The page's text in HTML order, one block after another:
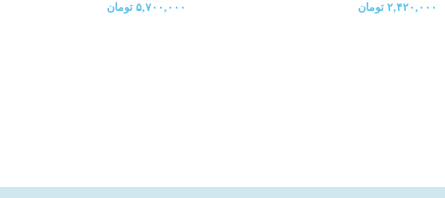
۲,۴۲۰,۰۰۰ تومان
۵,۷۰۰,۰۰۰ تومان